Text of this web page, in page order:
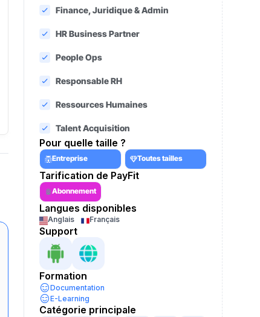
Finance, Juridique & Admin
HR Business Partner
People Ops
Responsable RH
Ressources Humaines
Talent Acquisition
Pour quelle taille ?
Entreprise Toutes tailles
Tarification de PayFit
Abonnement
Langues disponibles
Anglais Français
Support
Formation
Documentation
E-Learning
Catégorie principale